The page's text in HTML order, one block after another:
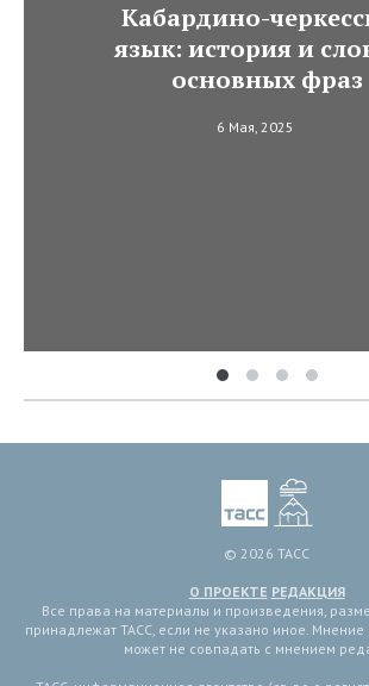
Кабардино-
язык: история и
основных фраз
6 Мая, 2025
© 2026 ТАСС
О ПРОЕКТЕ РЕДАКЦИЯ
Все права на материалы и произведения,
принадлежат ТАСС, если не указано иное. Мнение
может не совпадать с мнением